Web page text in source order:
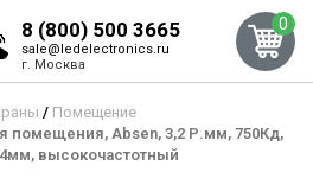
8 (800) 500 3665
sale@ledelectronics.ru
г. Москва
0
Помещение
помещения, Absen, 3,2 Р.мм, 750Кд,
высокочастотный